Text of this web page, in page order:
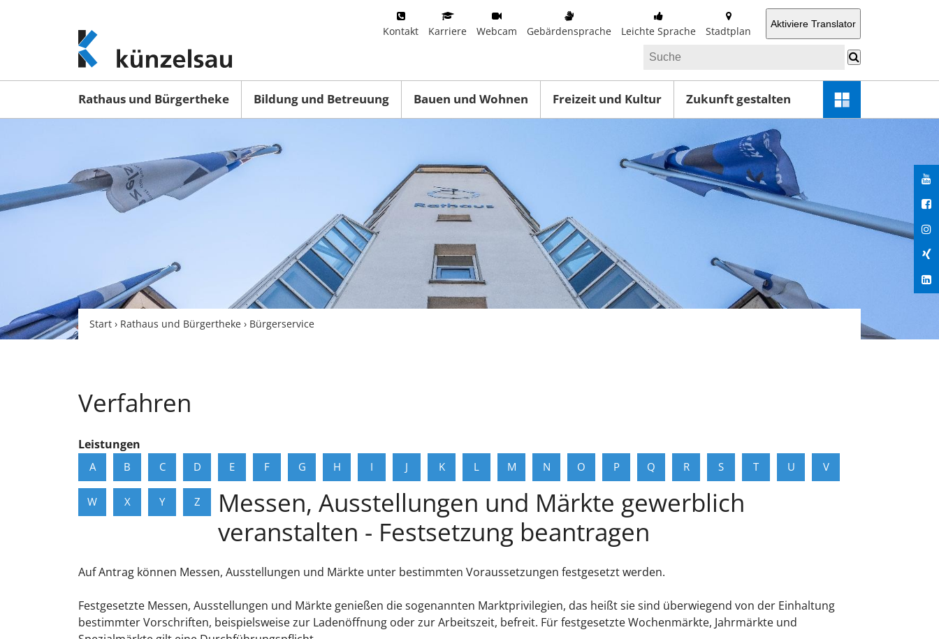
www.kuenzelsau.de
(zur
Startseite)
Kontakt Karriere Webcam Gebärdensprache Leichte Sprache Stadtplan
Aktiviere Translator
Rathaus und Bürgertheke Bildung und Betreuung Bauen und Wohnen Freizeit und Kultur Zukunft gestalten
Schnellzugriff-
Menü
Start › Rathaus und Bürgertheke › Bürgerservice
Verfahren
Leistungen
A B C D E F G H I J K L M N O P Q R S T U V
W X Y Z
Messen, Ausstellungen und Märkte gewerblich
veranstalten - Festsetzung beantragen
Auf Antrag können Messen, Ausstellungen und Märkte unter bestimmten Voraussetzungen festgesetzt werden.
Festgesetzte Messen, Ausstellungen und Märkte genießen die sogenannten Marktprivilegien, das heißt sie sind überwiegend von der Einhaltung
bestimmter Vorschriften, beispielsweise zur Ladenöffnung oder zur Arbeitszeit, befreit. Für festgesetzte Wochenmärkte, Jahrmärkte und